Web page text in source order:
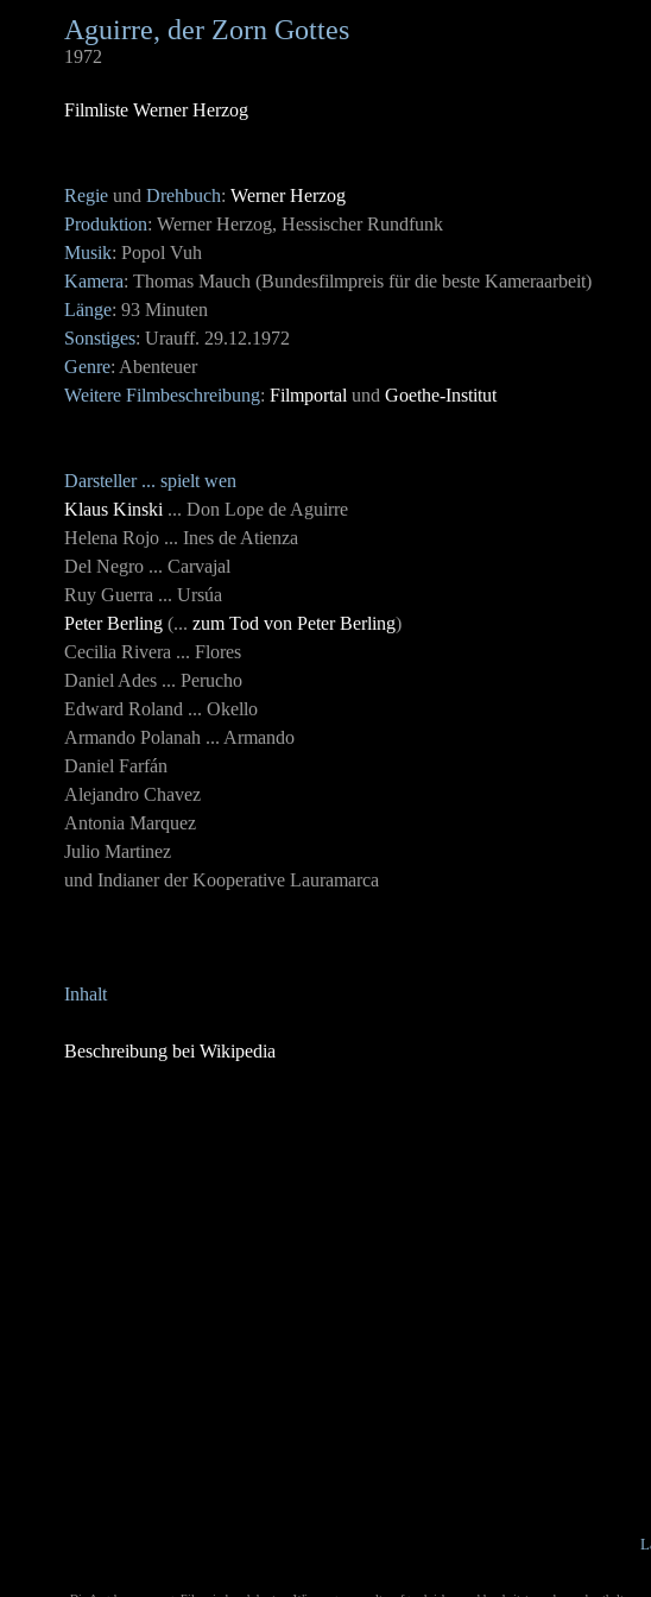
Aguirre, der Zorn Gottes
1972
Filmliste Werner Herzog
Regie und Drehbuch: Werner Herzog
Produktion: Werner Herzog, Hessischer Rundfunk
Musik: Popol Vuh
Kamera: Thomas Mauch (Bundesfilmpreis für die beste Kameraarbeit)
Länge: 93 Minuten
Sonstiges: Urauff. 29.12.1972
Genre: Abenteuer
Weitere Filmbeschreibung: Filmportal und Goethe-Institut
Darsteller ... spielt wen
Klaus Kinski ... Don Lope de Aguirre
Helena Rojo ... Ines de Atienza
Del Negro ... Carvajal
Ruy Guerra ... Ursúa
Peter Berling (... zum Tod von Peter Berling)
Cecilia Rivera ... Flores
Daniel Ades ... Perucho
Edward Roland ... Okello
Armando Polanah ... Armando
Daniel Farfán
Alejandro Chavez
Antonia Marquez
Julio Martinez
und Indianer der Kooperative Lauramarca
Inhalt
Beschreibung bei Wikipedia